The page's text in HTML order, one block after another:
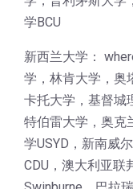
学BCU
新西兰大学：
学，林肯大学，奥
卡托大学，基督城
特伯雷大学，奥克
学USYD，新南威
CDU，澳大利亚联